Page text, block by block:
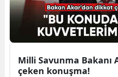
Milli Savunma
çeken konuşma!